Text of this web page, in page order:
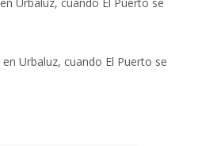
en Urbaluz, cuando El Puerto se
en Urbaluz, cuando El Puerto se